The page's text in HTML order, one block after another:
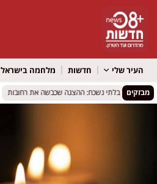
העיר שלי חדשות מלחמה בישראל
מבזקים